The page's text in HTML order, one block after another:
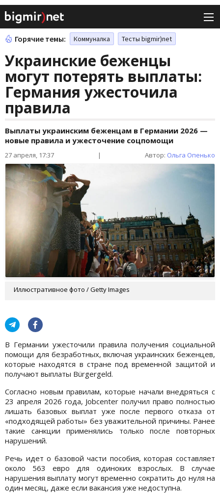
Горячие темы: Коммуналка Тесты bigmir)net
Украинские беженцы
могут потерять выплаты:
Германия ужесточила
правила
Выплаты украинским беженцам в Германии 2026 —
новые правила и ужесточение соцпомощи
27 апреля, 17:37 | Автор: Ольга Опенько
Иллюстративное фото / Getty Images
В Германии ужесточили правила получения социальной
помощи для безработных, включая украинских беженцев,
которые находятся в стране под временной защитой и
получают выплаты Bürgergeld.
Согласно новым правилам, которые начали внедряться с
23 апреля 2026 года, Jobcenter получил право полностью
лишать базовых выплат уже после первого отказа от
«подходящей работы» без уважительной причины. Ранее
такие санкции применялись только после повторных
нарушений.
Речь идет о базовой части пособия, которая составляет
около 563 евро для одиноких взрослых. В случае
нарушения выплату могут временно сократить до нуля на
один месяц, даже если вакансия уже недоступна.